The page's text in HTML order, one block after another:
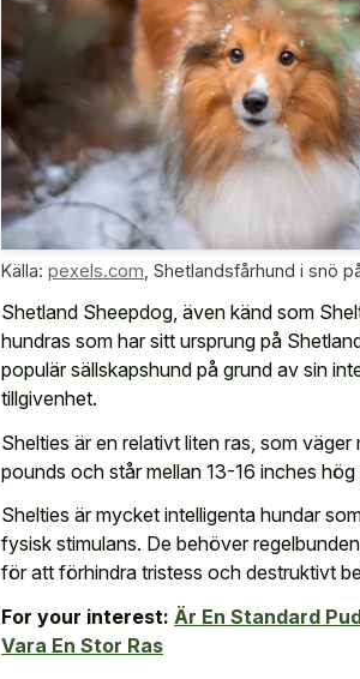
Källa: pexels.com Shetlandsfårhund i snö
Shetland Sheepdog, även känd som
hundras som har sitt ursprung på
populär sällskapshund på grund av sin
tillgivenhet.
Shelties är en relativt liten ras, som
pounds och står mellan 13-16 inches hög
Shelties är mycket intelligenta hundar
fysisk stimulans. De behöver
för att förhindra tristess och destruktivt
For your interest: Är En Standard
Vara En Stor Ras